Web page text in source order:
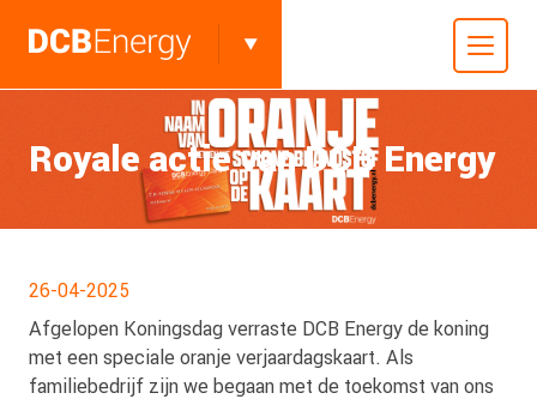
Royale actie van DCB Energy
26-04-2025
Afgelopen Koningsdag verraste DCB Energy de koning
met een speciale oranje verjaardagskaart. Als
familiebedrijf zijn we begaan met de toekomst van ons